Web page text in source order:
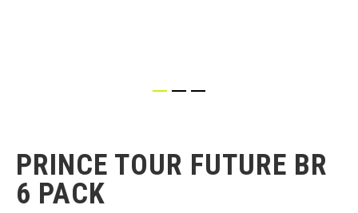
begin
van
de
afbeeldingen-
PRINCE TOUR FUTURE BR
6 PACK